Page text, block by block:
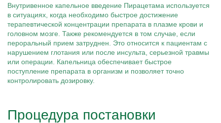
Внутривенное капельное введение Пирацетама используется
в ситуациях, когда необходимо быстрое достижение
терапевтической концентрации препарата в плазме крови и
головном мозге. Также рекомендуется в том случае, если
пероральный прием затруднен. Это относится к пациентам с
нарушением глотания или после инсульта, серьезной травмы
или операции. Капельница обеспечивает быстрое
поступление препарата в организм и позволяет точно
контролировать дозировку.
Процедура постановки